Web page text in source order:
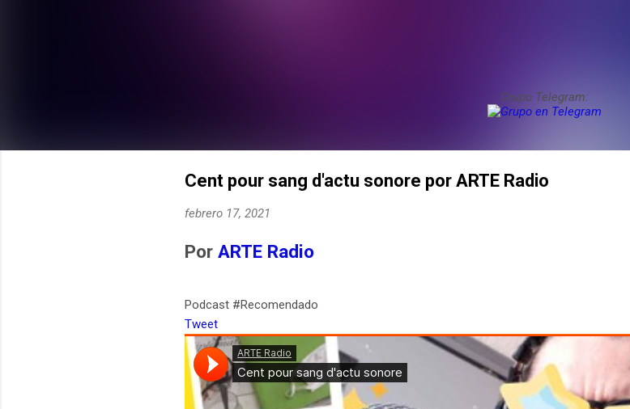
Grupo Telegram:
Cent pour sang d'actu sonore por ARTE Radio
febrero 17, 2021
Por ARTE Radio
Podcast #Recomendado
Tweet